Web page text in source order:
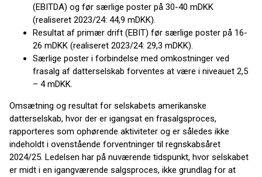
(EBITDA) og før særlige poster på 30-40 mDKK
(realiseret 2023/24: 44,9 mDKK).
Resultat af primær drift (EBIT) før særlige poster på 16-
26 mDKK (realiseret 2023/24: 29,3 mDKK).
Særlige poster i forbindelse med omkostninger ved
frasalg af datterselskab forventes at være i niveauet 2,5
– 4 mDKK.
Omsætning og resultat for selskabets amerikanske
datterselskab, hvor der er igangsat en frasalgsproces,
rapporteres som ophørende aktiviteter og er således ikke
indeholdt i ovenstående forventninger til regnskabsåret
2024/25. Ledelsen har på nuværende tidspunkt, hvor selskabet
er midt i en igangværende salgsproces, ikke grundlag for at